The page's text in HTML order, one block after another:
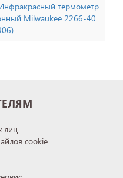
термометр
Milwaukee 2266-40
лиц
cookie